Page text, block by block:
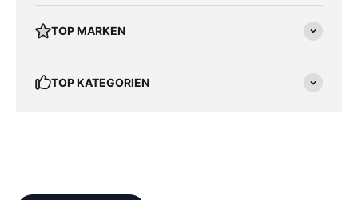
TOP MARKEN
TOP KATEGORIEN